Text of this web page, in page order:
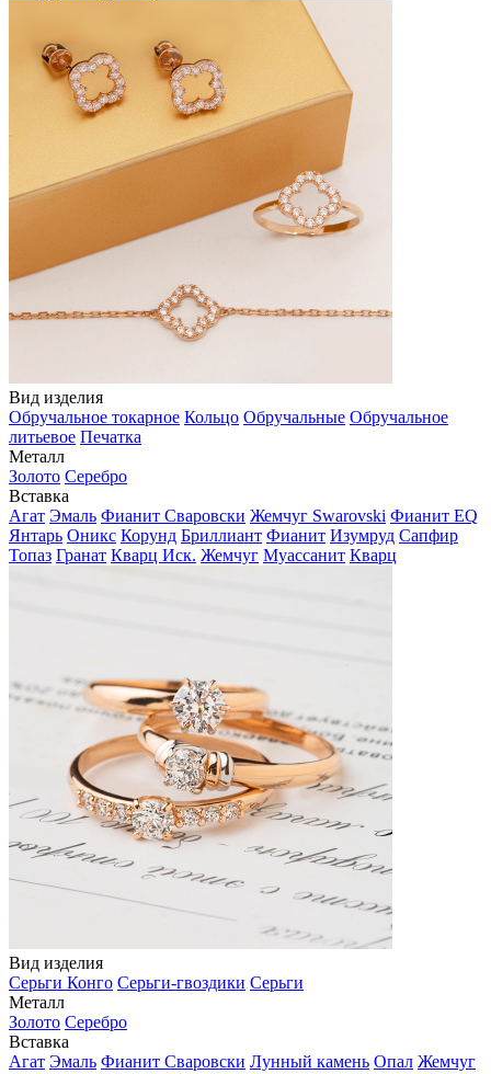
Вид изделия
Обручальное токарное Кольцо Обручальные Обручальное
литьевое Печатка
Металл
Золото Серебро
Вставка
Агат Эмаль Фианит Сваровски Жемчуг Swarovski Фианит EQ
Янтарь Оникс Корунд Бриллиант Фианит Изумруд Сапфир
Топаз Гранат Кварц Иск. Жемчуг Муассанит Кварц
Вид изделия
Серьги Конго Серьги-гвоздики Серьги
Металл
Золото Серебро
Вставка
Агат Эмаль Фианит Сваровски Лунный камень Опал Жемчуг